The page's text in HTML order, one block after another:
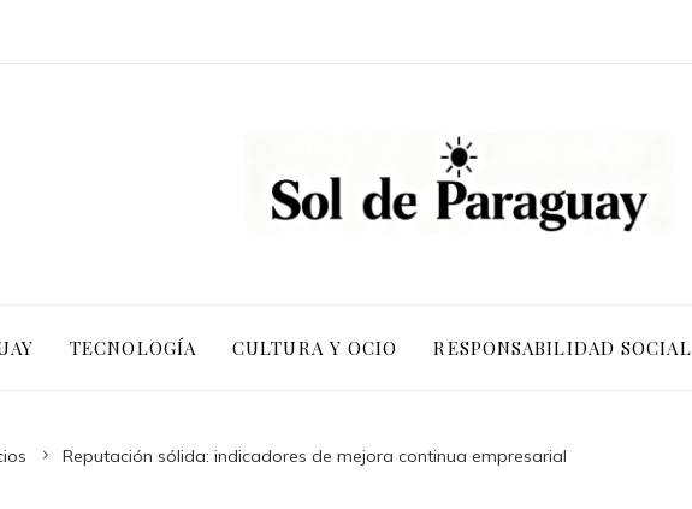
TECNOLOGÍA CULTURA Y OCIO RESPONSABILIDAD SOCIAL
Reputación sólida: indicadores de mejora continua empresarial